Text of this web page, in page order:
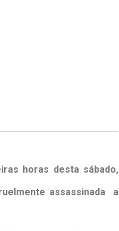
horas desta sábado,
assassinada a